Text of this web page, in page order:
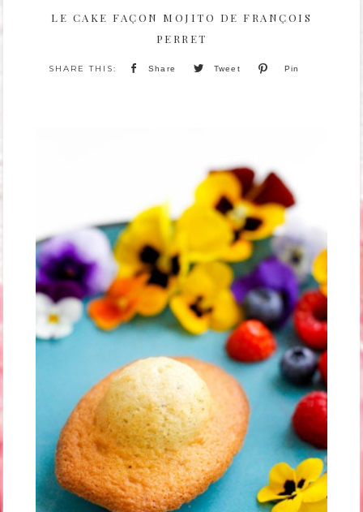
LE CAKE FAÇON MOJITO DE FRANÇOIS
PERRET
Share Tweet Pin